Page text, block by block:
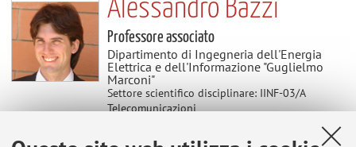
Alessandro Bazzi
Professore associato
Dipartimento di Ingegneria dell'Energia
Elettrica e dell'Informazione "Guglielmo
Marconi"
Settore scientifico disciplinare: IINF-03/A
Telecomunicazioni